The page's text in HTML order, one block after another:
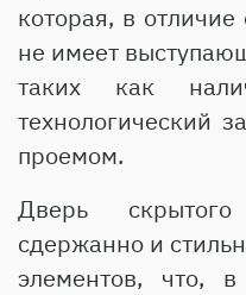
которая, в
не имеет
таких как
технологический
проемом.
Дверь
сдержанно и
элементов, что,